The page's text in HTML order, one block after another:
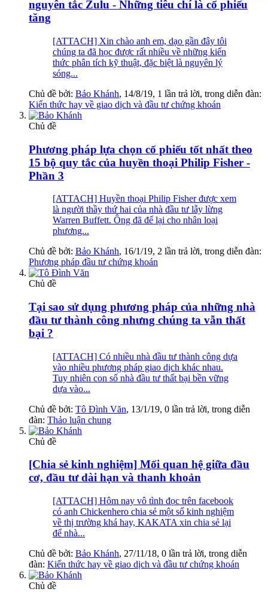
nguyên tắc Zulu - Những tiêu chí là cổ phiếu
tăng
[ATTACH] Xin chào anh em, dạo gần đây tôi
chúng ta đã học được rất nhiều về những kiến
thức phân tích kỹ thuật, đặc biệt là nguyên lý
sóng...
Chủ đề bởi: Bảo Khánh, 14/8/19, 1 lần trả lời, trong diễn đàn:
Kiến thức hay về giao dịch và đầu tư chứng khoán
Chủ đề
Phương pháp lựa chọn cổ phiếu tốt nhất theo
15 bộ quy tắc của huyền thoại Philip Fisher -
Phần 3
[ATTACH] Huyền thoại Philip Fisher được xem
là người thầy thứ hai của nhà đầu tư lẫy lừng
Warren Buffett. Ông đã để lại cho nhân loại
phương...
Chủ đề bởi: Bảo Khánh, 16/1/19, 2 lần trả lời, trong diễn đàn:
Phương pháp đầu tư chứng khoán
Chủ đề
Tại sao sử dụng phương pháp của những nhà
đầu tư thành công nhưng chúng ta vẫn thất
bại ?
[ATTACH] Có nhiều nhà đầu tư thành công dựa
vào nhiều phương pháp giao dịch khác nhau.
Tuy nhiên con số nhà đầu tư thất bại bền vững
dựa vào...
Chủ đề bởi: Tô Đình Văn, 13/1/19, 0 lần trả lời, trong diễn
đàn: Thảo luận chung
Chủ đề
[Chia sẻ kinh nghiệm] Mối quan hệ giữa đầu
cơ, đầu tư dài hạn và thanh khoản
[ATTACH] Hôm nay vô tình đọc trên facebook
có anh Chickenhero chia sẻ một số kinh nghiệm
về thị trường khá hay, KAKATA xin chia sẻ lại
để nhà...
Chủ đề bởi: Bảo Khánh, 27/11/18, 0 lần trả lời, trong diễn
đàn: Kiến thức hay về giao dịch và đầu tư chứng khoán
Chủ đề